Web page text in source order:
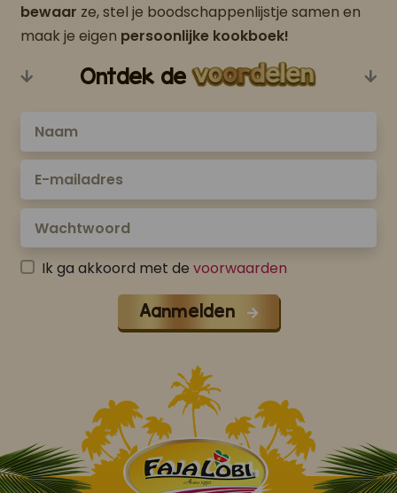
bewaar ze, stel je boodschappenlijstje samen en
maak je eigen persoonlijke kookboek!
Ontdek de
Ik ga akkoord met de voorwaarden
Aanmelden